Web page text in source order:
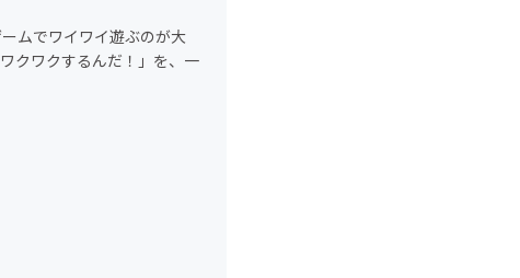
ムでワイワイ遊ぶのが大
クワクするんだ！」を、一